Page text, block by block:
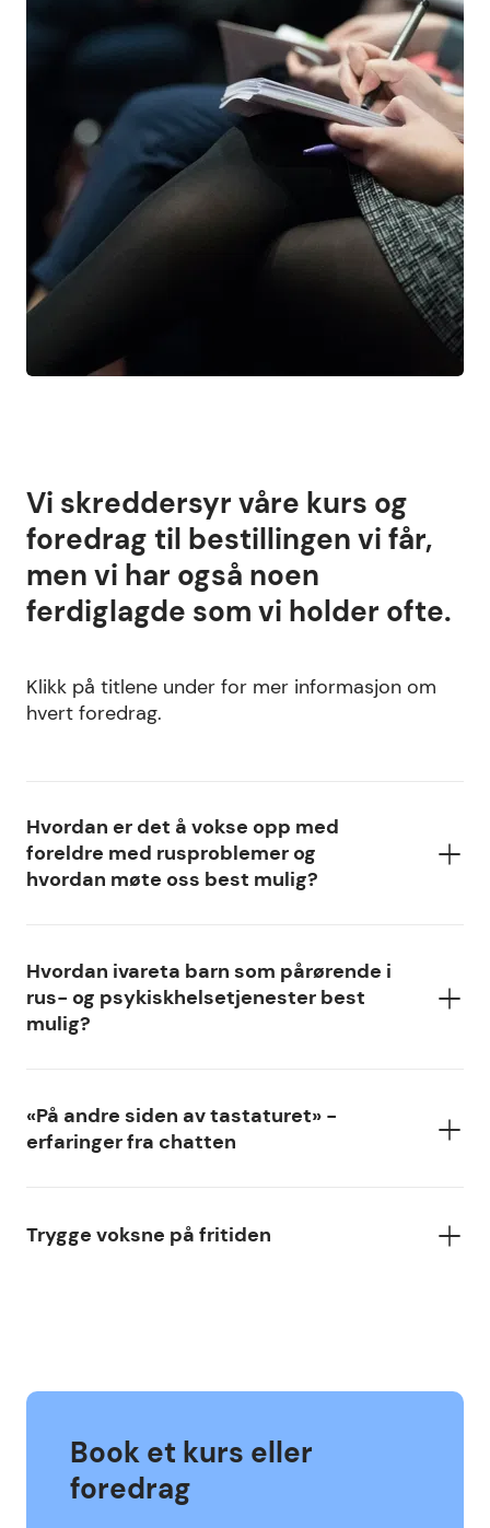
Vi skreddersyr våre kurs og
foredrag til bestillingen vi får,
men vi har også noen
ferdiglagde som vi holder ofte.
Klikk på titlene under for mer informasjon om
hvert foredrag.
Hvordan er det å vokse opp med
foreldre med rusproblemer og
hvordan møte oss best mulig?
Hvordan ivareta barn som pårørende i
rus- og psykiskhelsetjenester best
mulig?
«På andre siden av tastaturet» -
erfaringer fra chatten
Trygge voksne på fritiden
Book et kurs eller
foredrag